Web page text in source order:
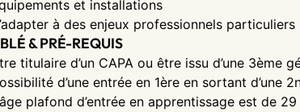
et installations
à des enjeux professionnels particuliers
& PRÉ-REQUIS
titulaire d’un CAPA ou être issu d’une 3ème
d’une entrée en 1ère en sortant d’une
plafond d’entrée en apprentissage est de